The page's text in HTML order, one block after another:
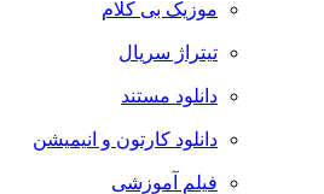
موزیک بی کلام
تیتراژ سریال
دانلود مستند
دانلود کارتون و انیمیشن
فیلم آموزشی